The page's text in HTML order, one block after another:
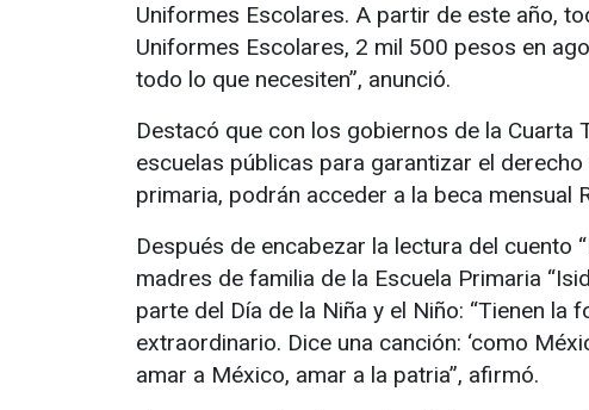
Uniformes Escolares. A partir de este año,
Uniformes Escolares, 2 mil 500 pesos en
todo lo que necesiten”, anunció.
Destacó que con los gobiernos de la
escuelas públicas para garantizar el
primaria, podrán acceder a la beca mensual
Después de encabezar la lectura del cuento
madres de familia de la Escuela Primaria
parte del Día de la Niña y el Niño: “Tienen
extraordinario. Dice una canción: ‘como
amar a México, amar a la patria”, afirmó.